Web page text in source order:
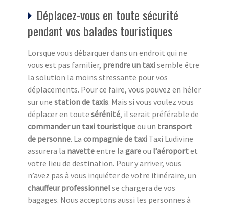
Déplacez-vous en toute sécurité
pendant vos balades touristiques
Lorsque vous débarquer dans un endroit qui ne
vous est pas familier, prendre un taxisemble être
la solution la moins stressante pour vos
déplacements. Pour ce faire, vous pouvez en héler
sur une station de taxis. Mais si vous voulez vous
déplacer en toute sérénité, il serait préférable de
commander un taxi touristiqueou un transport
de personne. La compagnie de taxi Taxi Ludivine
assurera la navetteentre la gareou l’aéroportet
votre lieu de destination. Pour y arriver, vous
n’avez pas à vous inquiéter de votre itinéraire, un
chauffeur professionnelse chargera de vos
bagages. Nous acceptons aussi les personnes à